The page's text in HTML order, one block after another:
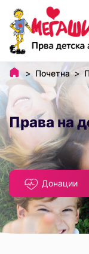
Почетна
Права на
Донации